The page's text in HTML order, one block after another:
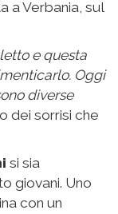
a Verbania, sul
e questa
Oggi
diverse
dei sorrisi che
si sia
giovani. Uno
con un